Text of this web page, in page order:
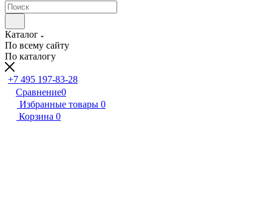
Каталог
По всему сайту
По каталогу
+7 495 197-83-28
Сравнение0
Избранные товары 0
Корзина 0